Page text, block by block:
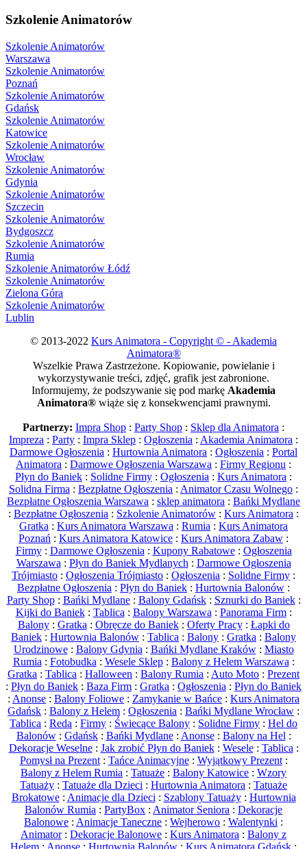
Szkolenie Animatorów
Szkolenie Animatorów
Warszawa
Szkolenie Animatorów
Poznań
Szkolenie Animatorów
Gdańsk
Szkolenie Animatorów
Katowice
Szkolenie Animatorów
Wrocław
Szkolenie Animatorów
Gdynia
Szkolenie Animatorów
Szczecin
Szkolenie Animatorów
Bydgoszcz
Szkolenie Animatorów
Rumia
Szkolenie Animatorów Łódź
Szkolenie Animatorów
Zielona Góra
Szkolenie Animatorów
Lublin
© 2013-2022 Kurs Animatora - Copyright © - Akademia
Animatora®
Wszelkie Prawa Zastrzeżone. Kopiowanie, powielanie i
wykorzystywanie treści, zdjęć, grafik jest zabronione.
Informujemy, że podszywanie się pod markę Akademia
Animatora®wiąże się z konsekwencjami prawnymi.
Partnerzy: Impra Shop : Party Shop : Sklep dla Animatora :
Impreza : Party : Impra Sklep : Ogłoszenia : Akademia Animatora :
Darmowe Ogłoszenia : Hurtownia Animatora : Ogłoszenia : Portal
Animatora : Darmowe Ogłoszenia Warszawa : Firmy Regionu :
Płyn do Baniek : Solidne Firmy : Ogłoszenia : Kurs Animatora :
Solidna Firma : Bezpłatne Ogłoszenia : Animator Czasu Wolnego :
Bezpłatne Ogłoszenia Warszawa : sklep animatora : Bańki Mydlane
: Bezpłatne Ogłoszenia : Szkolenie Animatorów : Kurs Animatora :
Gratka : Kurs Animatora Warszawa : Rumia : Kurs Animatora
Poznań : Kurs Animatora Katowice : Kurs Animatora Zabaw :
Firmy: Darmowe Ogłoszenia : Kupony Rabatowe: Ogłoszenia
Warszawa : Płyn do Baniek Mydlanych : Darmowe Ogłoszenia
Trójmiasto : Ogłoszenia Trójmiasto : Ogłoszenia : Solidne Firmy :
Bezpłatne Ogłoszenia : Płyn do Baniek : Hurtownia Balonów :
Party Shop: Bańki Mydlane: Balony Gdańsk: Sznurki do Baniek:
Kijki do Baniek: Tablica : Balony Warszawa : Panorama Firm:
Balony: Gratka : Obręcze do Baniek: Oferty Pracy: Łapki do
Baniek : Hurtownia Balonów : Tablica : Balony : Gratka : Balony
Urodzinowe: Balony Gdynia : Bańki Mydlane Kraków: Miasto
Rumia : Fotobudka : Wesele Sklep: Balony z Helem Warszawa :
Gratka : Tablica : Halloween : Balony Rumia : Auto Moto : Prezent
: Płyn do Baniek : Baza Firm : Gratka : Ogłoszenia : Płyn do Baniek
: Anonse : Balony Foliowe : Zamykanie w Bańce : Kurs Animatora
Gdańsk : Balony z Helem : Ogłoszenia : Bańki Mydlane Wrocław :
Tablica : Reda : Firmy : Świecące Balony : Solidne Firmy : Hel do
Balonów: Gdańsk: Bańki Mydlane: Anonse: Balony na Hel :
Dekoracje Weselne: Jak zrobić Płyn do Baniek: Wesele: Tablica :
Pomysł na Prezent: Tańce Animacyjne: Wyjątkowy Prezent:
Balony z Helem Rumia : Tatuaże : Balony Katowice : Wzory
Tatuaży : Tatuaże dla Dzieci : Hurtownia Animatora : Tatuaże
Brokatowe: Animacje dla Dzieci : Szablony Tatuaży: Hurtownia
Balonów Rumia : PartyBox : Animator Seniora : Dekoracje
Balonowe : Animacje Taneczne : Wejherowo : Walentynki :
Animator: Dekoracje Balonowe : Kurs Animatora : Balony z
Helem : Anonse : Hurtownia Balonów : Kurs Animatora Gdańsk :